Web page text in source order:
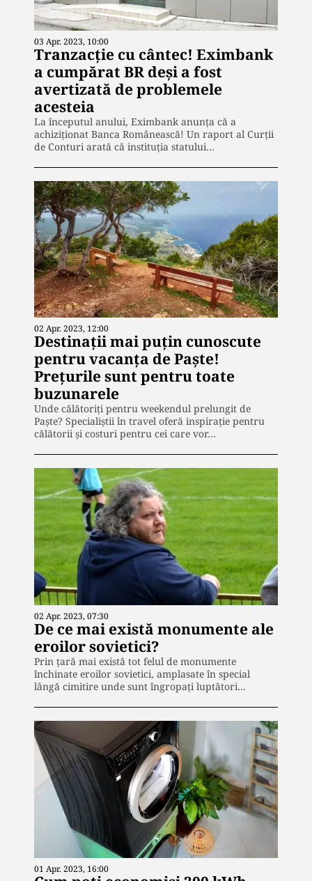
03 Apr. 2023, 10:00
Tranzacție cu cântec! Eximbank
a cumpărat BR deși a fost
avertizată de problemele
acesteia
La începutul anului, Eximbank anunța că a
achiziționat Banca Românească! Un raport al Curții
de Conturi arată că instituția statului…
02 Apr. 2023, 12:00
Destinații mai puțin cunoscute
pentru vacanța de Paște!
Prețurile sunt pentru toate
buzunarele
Unde călătoriți pentru weekendul prelungit de
Paște? Specialiștii în travel oferă inspirație pentru
călătorii și costuri pentru cei care vor…
02 Apr. 2023, 07:30
De ce mai există monumente ale
eroilor sovietici?
Prin țară mai există tot felul de monumente
închinate eroilor sovietici, amplasate în special
lângă cimitire unde sunt îngropați luptători…
01 Apr. 2023, 16:00